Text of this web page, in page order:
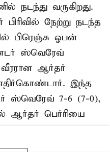
வருகிறது.
நேற்று நடந்த
பிரெஞ்சு ஓபன்
ஸ்வெரேவ்
வீரரான ஆர்தர்
இந்த
ஸ்வெரேவ் 7-6 (7-0),
ஆர்தர் பெர்ரியை